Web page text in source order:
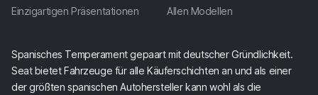
Einzigartigen Präsentationen Allen Modellen
Spanisches Temperament gepaart mit deutscher Gründlichkeit.
Seat bietet Fahrzeuge für alle Käuferschichten an und als einer
der größten spanischen Autohersteller kann wohl als die